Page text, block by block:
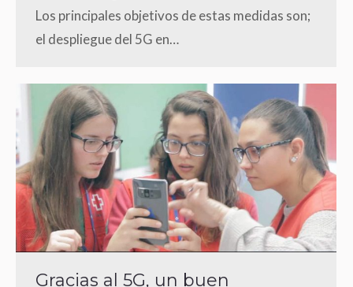
Los principales objetivos de estas medidas son;
el despliegue del 5G en…
Gracias al 5G, un buen